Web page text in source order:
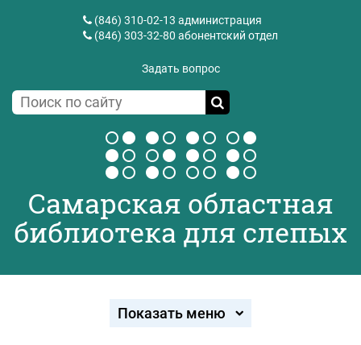
(846) 310-02-13 администрация
(846) 303-32-80 абонентский отдел
Задать вопрос
Самарская областная
библиотека для слепых
Показать меню